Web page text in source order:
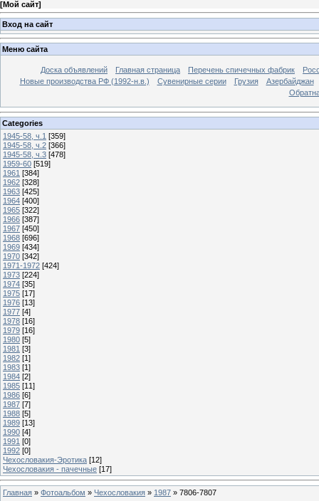
[Мой сайт]
Вход на сайт
Меню сайта
Доска объявлений Главная страница Перечень спичечных фабрик
Новые производства РФ (1992-н.в.)
Сувенирные серии Грузия
Азербайджан
Categories
1945-58, ч.1 [359]
1945-58, ч.2 [366]
1945-58, ч.3 [478]
1959-60 [519]
1961 [384]
1962 [328]
1963 [425]
1964 [400]
1965 [322]
1966 [387]
1967 [450]
1968 [696]
1969 [434]
1970 [342]
1971-1972 [424]
1973 [224]
1974 [35]
1975 [17]
1976 [13]
1977 [4]
1978 [16]
1979 [16]
1980 [5]
1981 [3]
1982 [1]
1983 [1]
1984 [2]
1985 [11]
1986 [6]
1987 [7]
1988 [5]
1989 [13]
1990 [4]
1991 [0]
1992 [0]
Чехословакия-Эротика [12]
Чехословакия - пачечные [17]
Главная » Фотоальбом » Чехословакия » 1987 » 7806-7807